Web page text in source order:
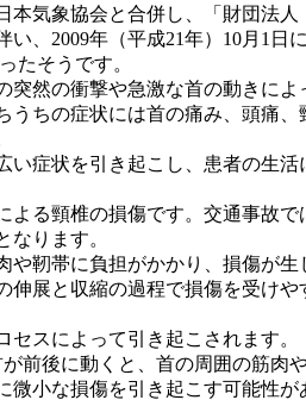
本気象協会と合併し、「財団法人
、2009年（平成21年）10月1日
たそうです。
突然の衝撃や急激な首の動きによ
ちの症状には首の痛み、頭痛、
い症状を引き起こし、患者の生活
よる頸椎の損傷です。交通事故で
ります。
靭帯に負担がかかり、損傷が生
展と収縮の過程で損傷を受けや
スによって引き起こされます。
前後に動くと、首の周囲の筋肉
微小な損傷を引き起こす可能性が